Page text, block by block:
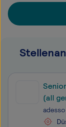
(all
adesso